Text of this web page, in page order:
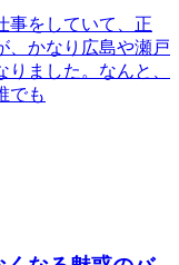
事をしていて、正
、かなり広島や瀬戸
ました。なんと、
でも